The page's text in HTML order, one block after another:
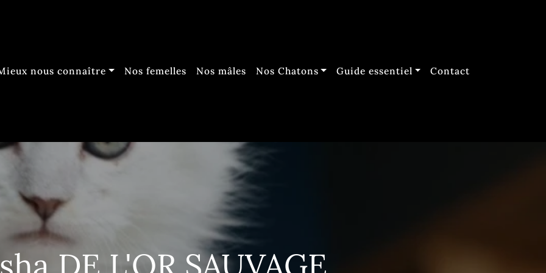
nous connaître Nos femelles Nos mâles Nos Chatons Guide essentiel Contact